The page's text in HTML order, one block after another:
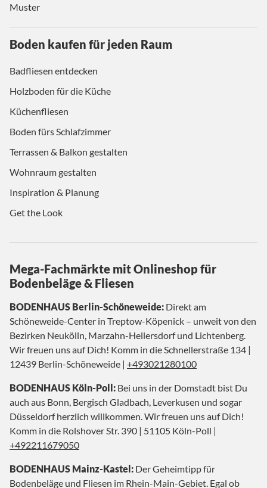
Muster
Boden kaufen für jeden Raum
Badfliesen entdecken
Holzboden für die Küche
Küchenfliesen
Boden fürs Schlafzimmer
Terrassen & Balkon gestalten
Wohnraum gestalten
Inspiration & Planung
Get the Look
Mega-Fachmärkte mit Onlineshop für
Bodenbeläge & Fliesen
BODENHAUS Berlin-Schöneweide: Direkt am
Schöneweide-Center in Treptow-Köpenick – unweit von den
Bezirken Neukölln, Marzahn-Hellersdorf und Lichtenberg.
Wir freuen uns auf Dich! Komm in die Schnellerstraße 134 |
12439 Berlin-Schöneweide | +493021280100
BODENHAUS Köln-Poll: Bei uns in der Domstadt bist Du
auch aus Bonn, Bergisch Gladbach, Leverkusen und sogar
Düsseldorf herzlich willkommen. Wir freuen uns auf Dich!
Komm in die Rolshover Str. 390 | 51105 Köln-Poll |
+492211679050
BODENHAUS Mainz-Kastel: Der Geheimtipp für
Bodenbeläge und Fliesen im Rhein-Main-Gebiet. Egal ob